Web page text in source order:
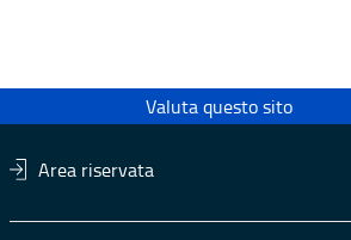
Valuta questo sito
Area riservata